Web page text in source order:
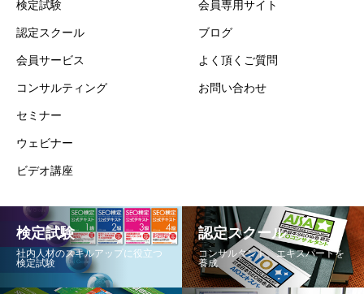
検定試験
認定スクール
会員サービス
コンサルティング
セミナー
ウェビナー
ビデオ講座
会員専用サイト
ブログ
よく頂くご質問
お問い合わせ
検定試験
社内人材のスキルアップに役立つ
検定試験
認定スクール
コンサルタント、エキスパートを
養成